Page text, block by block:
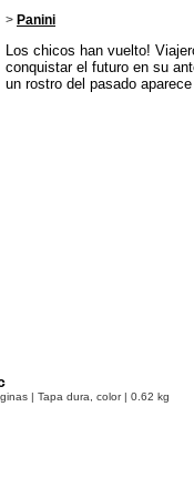
> Panini
Los chicos han vuelto!
conquistar el futuro en su
un rostro del pasado
| Tapa dura, color | 0.62 kg